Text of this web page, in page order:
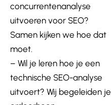
concurrentenanalyse
uitvoeren voor SEO?
Samen kijken we hoe dat
moet.
– Wil je leren hoe je een
technische SEO-analyse
uitvoert? Wij begeleiden je